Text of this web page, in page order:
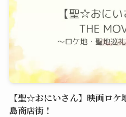
【聖☆おにいさん】映画ロケ
島商店街！